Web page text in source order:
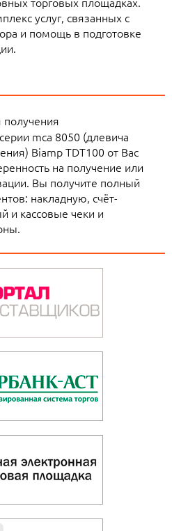
услуг, связанных с
и помощь в подготовке
mca 8050 (длевича
Biamp TDT100 от Вас
на получение или
Вы получите полный
накладную, счёт-
и кассовые чеки и